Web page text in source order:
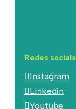
Redes sociais
Instagram
Linkedin
Youtube